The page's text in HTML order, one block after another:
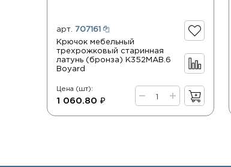
арт. 707161
Крючок мебельный
трехрожковый старинная
латунь (бронза) K352MAB.6
Boyard
Цена (шт):
1 060.80 ₽